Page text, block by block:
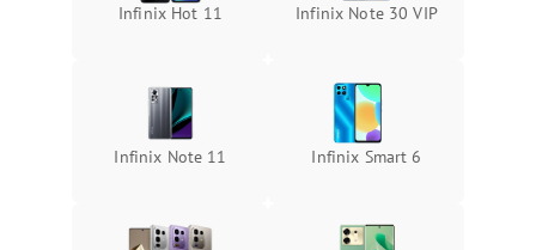
Infinix Hot 11 Infinix Note 30 VIP
Infinix Note 11 Infinix Smart 6